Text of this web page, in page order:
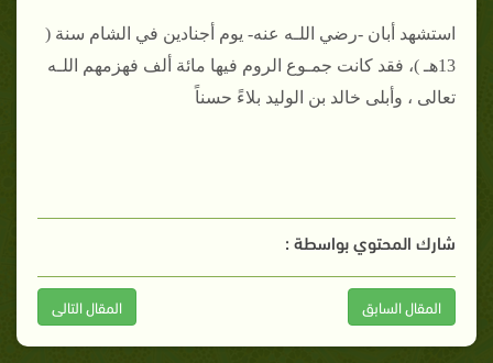
استشهد أبان -رضي اللـه عنه- يوم أجنادين في الشام سنة (
13هـ )، فقد كانت جمـوع الروم فيها مائة ألف فهزمهم اللـه
تعالى ، وأبلى خالد بن الوليد بلاءً حسناً
شارك المحتوي بواسطة :
المقال السابق المقال التالى